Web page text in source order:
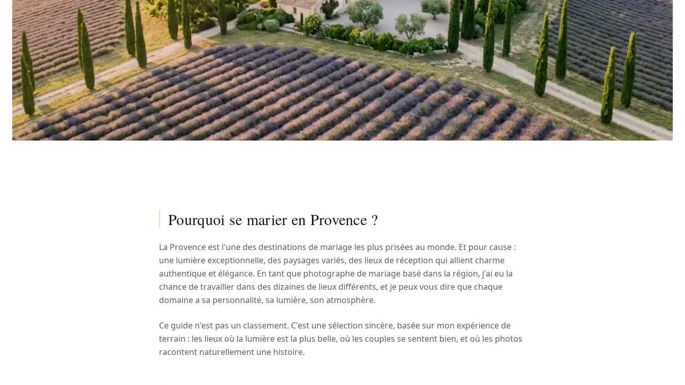
Pourquoi se marier en Provence ?
La Provence est l'une des destinations de mariage les plus prisées au monde. Et pour cause :
une lumière exceptionnelle, des paysages variés, des lieux de réception qui allient charme
authentique et élégance. En tant que photographe de mariage basé dans la région, j'ai eu la
chance de travailler dans des dizaines de lieux différents, et je peux vous dire que chaque
domaine a sa personnalité, sa lumière, son atmosphère.
Ce guide n'est pas un classement. C'est une sélection sincère, basée sur mon expérience de
terrain : les lieux où la lumière est la plus belle, où les couples se sentent bien, et où les photos
racontent naturellement une histoire.